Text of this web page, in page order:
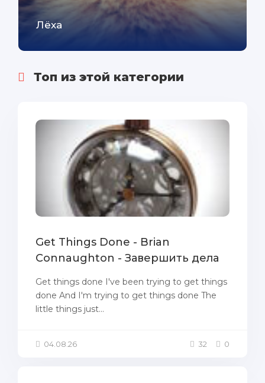
Лёха
Топ из этой категории
Get Things Done - Brian
Connaughton - Завершить дела
Get things done I've been trying to get things
done And I'm trying to get things done The
little things just...
04.08.26 32 0